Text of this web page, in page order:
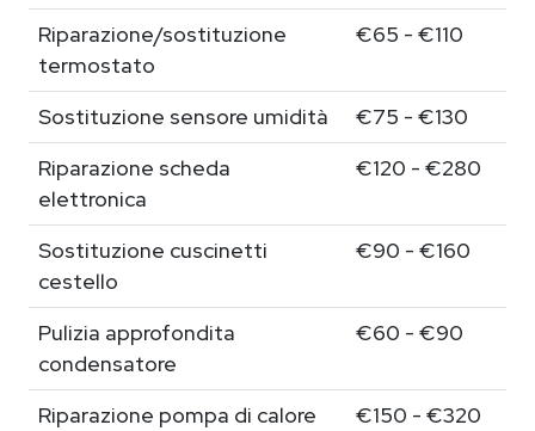
Riparazione/sostituzione
termostato
€65 - €110
Sostituzione sensore umidità
€75 - €130
Riparazione scheda
elettronica
€120 - €280
Sostituzione cuscinetti
cestello
€90 - €160
Pulizia approfondita
condensatore
€60 - €90
Riparazione pompa di calore
€150 - €320